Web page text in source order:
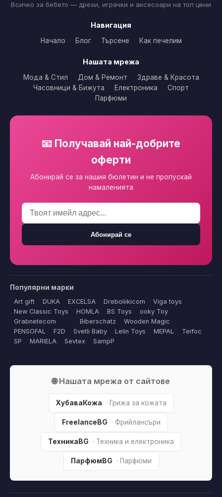
Всичко за бебето — дрехи, играчки и аксесоари на топ цени
Навигация
Начало Блог Търсене Как печелим
Нашата мрежа
Мода & Стил Дом & Ремонт
Здраве & Красота
Часовници & Бижута
Електроника
Спорт
Парфюми
📧 Получавай най-добрите
оферти
Абонирай се за нашия бюлетин и не пропускай
намаленията
Абонирай се
Популярни марки
Art gift DUKA EXCELSA Dreboliikicom
Viga toys
New Classic Toys
HOMLA BS Toys
ooky Toy
Grabnetecom
Biberschatz
Wooden Magic
PENSOFAL
F2D Svetli Baby Lelin Toys MEPAL
Teifoc
SP
MARIELA Sevtex SampP
🌐 Нашата мрежа от сайтове
ХубаваКожа · Грижа за кожата
FreelanceBG · Фрийлансъри
ТехникаBG · Техника и електроника
ПарфюмBG · Парфюми